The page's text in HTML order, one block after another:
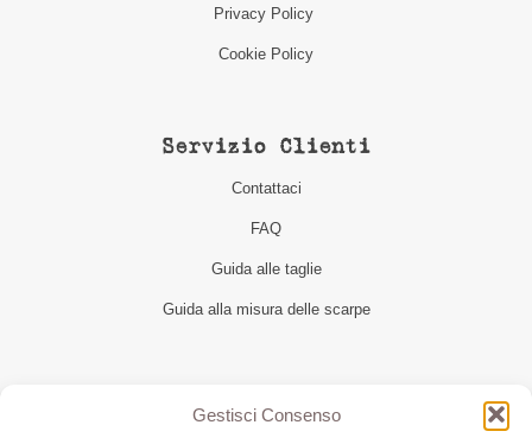
Gestisci Consenso
Privacy Policy
Cookie Policy
Servizio Clienti
Contattaci
FAQ
Guida alle taglie
Guida alla misura delle scarpe
Seguici